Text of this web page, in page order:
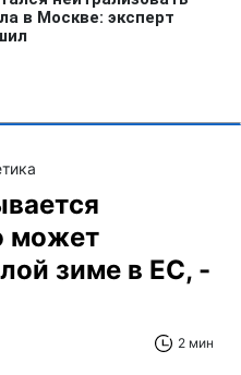
может
зиме в ЕС, -
2 мин